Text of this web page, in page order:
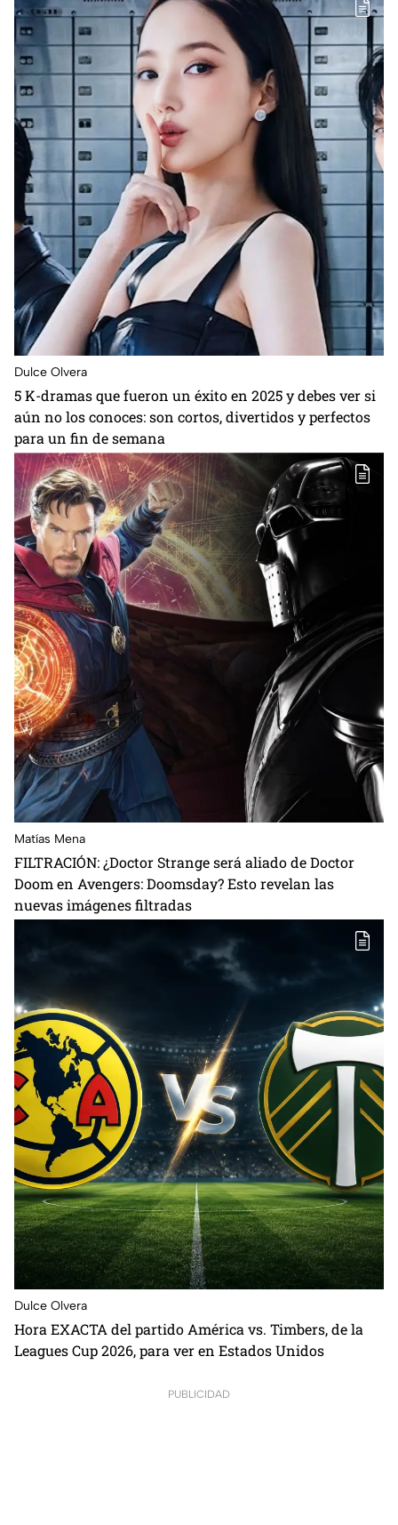
Dulce Olvera
5 K-dramas que fueron un éxito en 2025 y debes ver si
aún no los conoces: son cortos, divertidos y perfectos
para un fin de semana
Matías Mena
FILTRACIÓN: ¿Doctor Strange será aliado de Doctor
Doom en Avengers: Doomsday? Esto revelan las
nuevas imágenes filtradas
Dulce Olvera
⁠Hora EXACTA del partido América vs. Timbers, de la
Leagues Cup 2026, para ver en Estados Unidos
PUBLICIDAD